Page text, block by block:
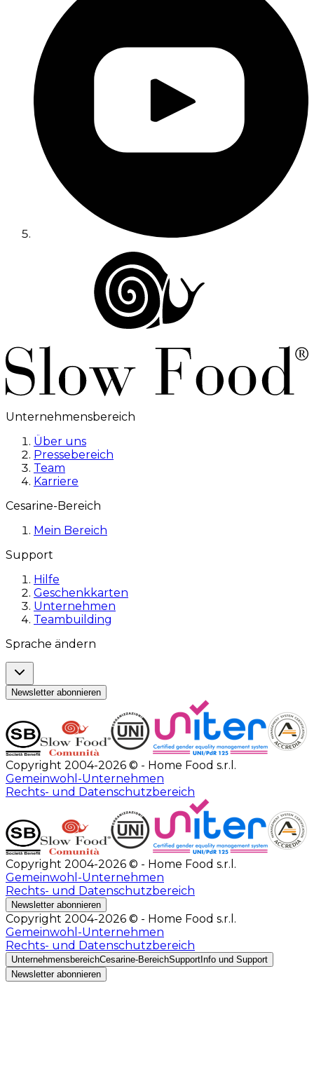
Unternehmensbereich
Über uns
Pressebereich
Team
Karriere
Cesarine-Bereich
Mein Bereich
Support
Hilfe
Geschenkkarten
Unternehmen
Teambuilding
Sprache ändern
Newsletter abonnieren
Copyright 2004-2026 © - Home Food s.r.l.
Gemeinwohl-Unternehmen
Rechts- und Datenschutzbereich
Copyright 2004-2026 © - Home Food s.r.l.
Gemeinwohl-Unternehmen
Rechts- und Datenschutzbereich
Newsletter abonnieren
Copyright 2004-2026 © - Home Food s.r.l.
Gemeinwohl-Unternehmen
Rechts- und Datenschutzbereich
UnternehmensbereichCesarine-BereichSupport Info und Support
Newsletter abonnieren